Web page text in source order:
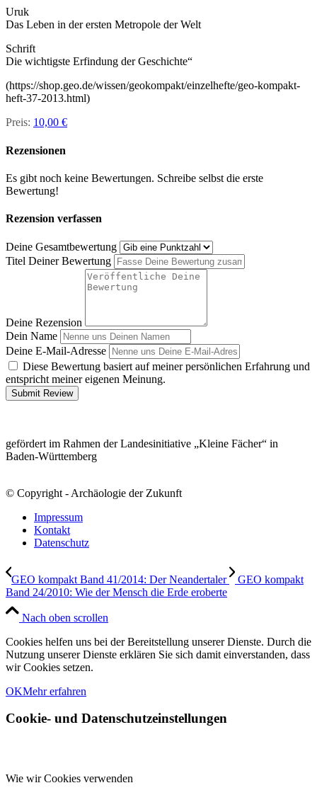
Uruk
Das Leben in der ersten Metropole der Welt
Schrift
Die wichtigste Erfindung der Geschichte“
(https://shop.geo.de/wissen/geokompakt/einzelhefte/geo-kompakt-
heft-37-2013.html)
Preis: 10,00 €
Rezensionen
Es gibt noch keine Bewertungen. Schreibe selbst die erste
Bewertung!
Rezension verfassen
Deine Gesamtbewertung
Titel Deiner Bewertung
Deine Rezension
Dein Name
Deine E-Mail-Adresse
Diese Bewertung basiert auf meiner persönlichen Erfahrung und
entspricht meiner eigenen Meinung.
Submit Review
gefördert im Rahmen der Landesinitiative „Kleine Fächer“ in
Baden-Württemberg
© Copyright - Archäologie der Zukunft
Impressum
Kontakt
Datenschutz
GEO kompakt Band 41/2014: Der Neandertaler
GEO kompakt
Band 24/2010: Wie der Mensch die Erde eroberte
Nach oben scrollen
Cookies helfen uns bei der Bereitstellung unserer Dienste. Durch die
Nutzung unserer Dienste erklären Sie sich damit einverstanden, dass
wir Cookies setzen.
OKMehr erfahren
Cookie- und Datenschutzeinstellungen
Wie wir Cookies verwenden